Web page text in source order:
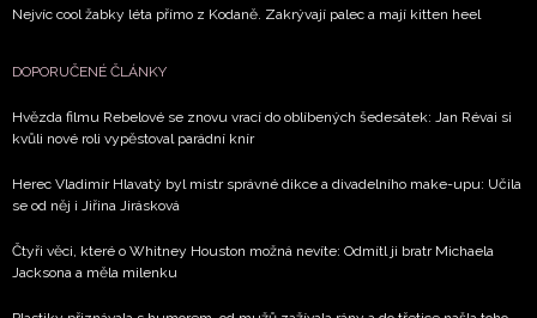
Nejvíc cool žabky léta přímo z Kodaně. Zakrývají palec a mají kitten heel
DOPORUČENÉ ČLÁNKY
Hvězda filmu Rebelové se znovu vrací do oblíbených šedesátek: Jan Révai si
kvůli nové roli vypěstoval parádní knír
Herec Vladimír Hlavatý byl mistr správné dikce a divadelního make-upu: Učila
se od něj i Jiřina Jirásková
Čtyři věci, které o Whitney Houston možná nevíte: Odmítl ji bratr Michaela
Jacksona a měla milenku